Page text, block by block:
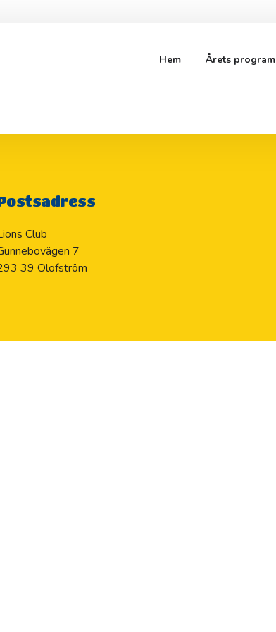
Hem Årets program
Club
7
39 Olofström